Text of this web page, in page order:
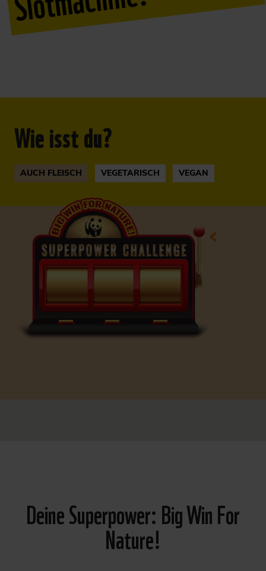
Wie isst du?
AUCH FLEISCH VEGETARISCH VEGAN
Deine Superpower: Big Win For
Nature!